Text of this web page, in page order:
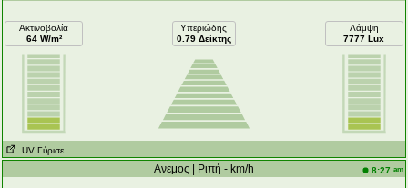
Ακτινοβολία
64 W/m²
Υπεριώδης
0.79 Δείκτης
Λάμψη
7777 Lux
UV Γύρισε
Ανεμος | Ριπή - km/h 8:27 am